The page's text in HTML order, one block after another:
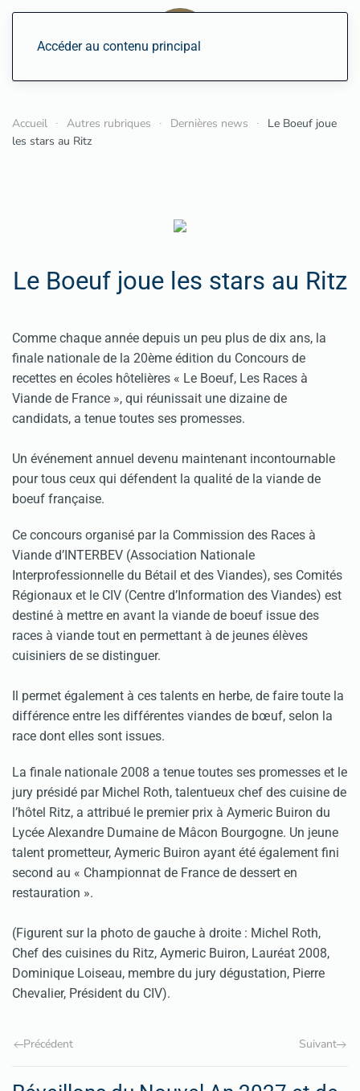
Accéder au contenu principal
Accueil Autres rubriques Dernières news
Le Boeuf joue
les stars au Ritz
Le Boeuf joue les stars au Ritz
Comme chaque année depuis un peu plus de dix ans, la
finale nationale de la 20ème édition du Concours de
recettes en écoles hôtelières « Le Boeuf, Les Races à
Viande de France », qui réunissait une dizaine de
candidats, a tenue toutes ses promesses.
Un événement annuel devenu maintenant incontournable
pour tous ceux qui défendent la qualité de la viande de
boeuf française.
Ce concours organisé par la Commission des Races à
Viande d’INTERBEV (Association Nationale
Interprofessionnelle du Bétail et des Viandes), ses Comités
Régionaux et le CIV (Centre d’Information des Viandes) est
destiné à mettre en avant la viande de boeuf issue des
races à viande tout en permettant à de jeunes élèves
cuisiniers de se distinguer.
Il permet également à ces talents en herbe, de faire toute la
différence entre les différentes viandes de bœuf, selon la
race dont elles sont issues.
La finale nationale 2008 a tenue toutes ses promesses et le
jury présidé par Michel Roth, talentueux chef des cuisine de
l’hôtel Ritz, a attribué le premier prix à Aymeric Buiron du
Lycée Alexandre Dumaine de Mâcon Bourgogne. Un jeune
talent prometteur, Aymeric Buiron ayant été également fini
second au « Championnat de France de dessert en
restauration ».
(Figurent sur la photo de gauche à droite : Michel Roth,
Chef des cuisines du Ritz, Aymeric Buiron, Lauréat 2008,
Dominique Loiseau, membre du jury dégustation, Pierre
Chevalier, Président du CIV).
Précédent Suivant